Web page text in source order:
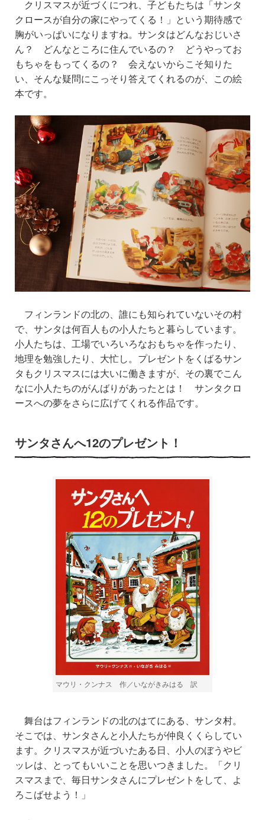
クリスマスが近づくにつれ、子どもたちは「サンタ
クロースが自分の家にやってくる！」という期待感で
胸がいっぱいになりますね。サンタはどんなおじいさ
ん？ どんなところに住んでいるの？ どうやってお
もちゃをもってくるの？ 会えないからこそ知りた
い、そんな疑問にこっそり答えてくれるのが、この絵
本です。
フィンランドの北の、誰にも知られていないその村
で、サンタは何百人もの小人たちと暮らしています。
小人たちは、工場でいろいろなおもちゃを作ったり、
地理を勉強したり、大忙し。プレゼントをくばるサン
タもクリスマスには大いに働きますが、その裏でこん
なに小人たちのがんばりがあったとは！ サンタクロ
ースへの夢をさらに広げてくれる作品です。
サンタさんへ12のプレゼント！
マウリ・クンナス 作／いながきみはる 訳
舞台はフィンランドの北のはてにある、サンタ村。
そこでは、サンタさんと小人たちが仲良くくらしてい
ます。クリスマスが近づいたある日、小人のぼうやビ
ッレは、とってもいいことを思いつきました。「クリ
スマスまで、 毎日サンタさんにプレゼントをして、よ
ろこばせよう！」